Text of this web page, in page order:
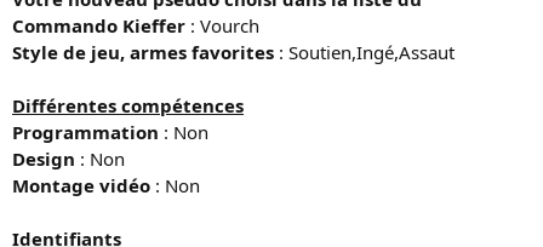
Commando Kieffer : Vourch
Style de jeu, armes favorites : Soutien,Ingé,Assaut
Différentes compétences
Programmation : Non
Design : Non
Montage vidéo : Non
Identifiants